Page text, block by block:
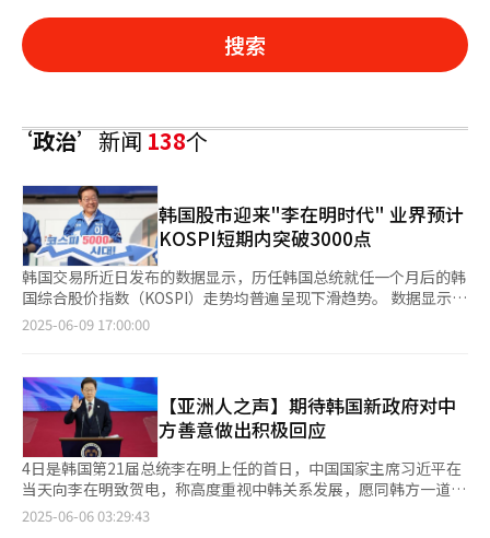
搜索
‘政治’新闻138个
韩国股市迎来"李在明时代" 业界预计
KOSPI短期内突破3000点
韩国交易所近日发布的数据显示，历任韩国总统就任一个月后的韩
国综合股价指数（KOSPI）走势均普遍呈现下滑趋势。 数据显示，
1988年前总统卢泰愚和金泳三就职一个月后，KOSPI指数分别下跌
总统朴槿惠则下跌2.04%；2022年前总统尹锡悦上任一个月后也
录得0.57%的跌幅。 唯一的例外是2017年文在寅，其就职一个月
后KOSPI指数上涨3.88%。除文在寅政府外，各届总统在就职首月
的KOSPI指数平均收益率为-2.54%。 分析认为，新任总统上任初
期股市表现疲软，主要由于政治预期消退，投资者倾向于选择获利
了结。未来资产证券研究员金锡焕（音）表示：“总统就职等重大
事件结束后，市场的期待情绪随之降温，股市上行动力也会相应减
弱。” 然而，若将观察期延长至就职一年，KOSPI指数表现则明显
2025-06-09 17:00:00
【亚洲人之声】期待韩国新政府对中
方善意做出积极回应
4日是韩国第21届总统李在明上任的首日，中国国家主席习近平在
当天向李在明致贺电，称高度重视中韩关系发展，愿同韩方一道坚
守建交初心，坚定睦邻友好方向，坚持互利共赢目标，共同推动中
2025-06-06 03:29:43